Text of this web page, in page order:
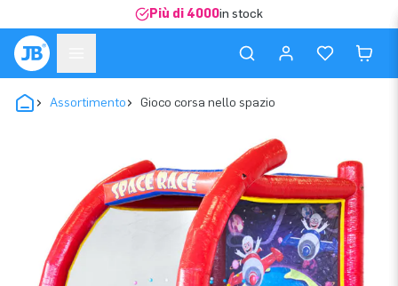
Più di 4000in stock
Assortimento Gioco corsa nello spazio